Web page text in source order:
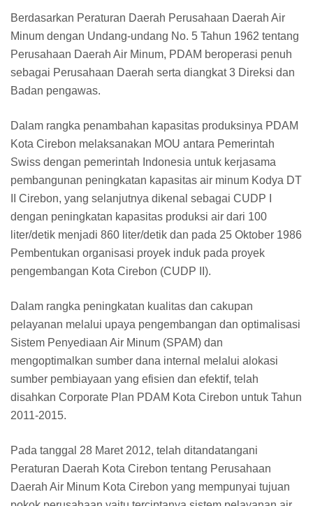
Berdasarkan Peraturan Daerah Perusahaan Daerah Air
Minum dengan Undang-undang No. 5 Tahun 1962 tentang
Perusahaan Daerah Air Minum, PDAM beroperasi penuh
sebagai Perusahaan Daerah serta diangkat 3 Direksi dan
Badan pengawas.
Dalam rangka penambahan kapasitas produksinya PDAM
Kota Cirebon melaksanakan MOU antara Pemerintah
Swiss dengan pemerintah Indonesia untuk kerjasama
pembangunan peningkatan kapasitas air minum Kodya DT
II Cirebon, yang selanjutnya dikenal sebagai CUDP I
dengan peningkatan kapasitas produksi air dari 100
liter/detik menjadi 860 liter/detik dan pada 25 Oktober 1986
Pembentukan organisasi proyek induk pada proyek
pengembangan Kota Cirebon (CUDP II).
Dalam rangka peningkatan kualitas dan cakupan
pelayanan melalui upaya pengembangan dan optimalisasi
Sistem Penyediaan Air Minum (SPAM) dan
mengoptimalkan sumber dana internal melalui alokasi
sumber pembiayaan yang efisien dan efektif, telah
disahkan Corporate Plan PDAM Kota Cirebon untuk Tahun
2011-2015.
Pada tanggal 28 Maret 2012, telah ditandatangani
Peraturan Daerah Kota Cirebon tentang Perusahaan
Daerah Air Minum Kota Cirebon yang mempunyai tujuan